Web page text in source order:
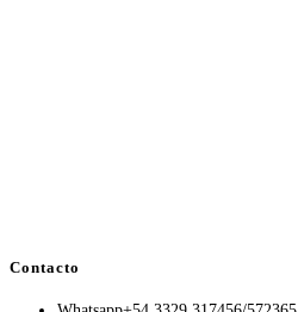
Contacto